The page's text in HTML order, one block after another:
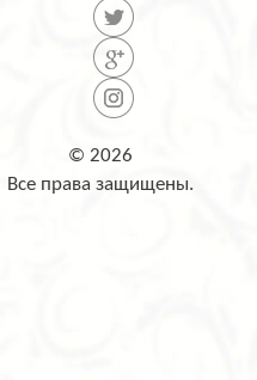
© 2026
Все права защищены.